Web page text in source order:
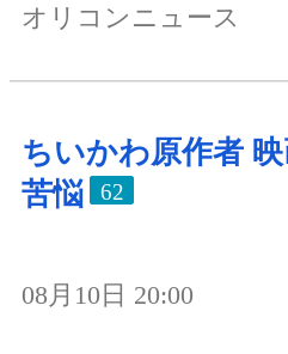
オリコンニュース
ちいかわ原作者
苦悩
62
08月10日 20:00